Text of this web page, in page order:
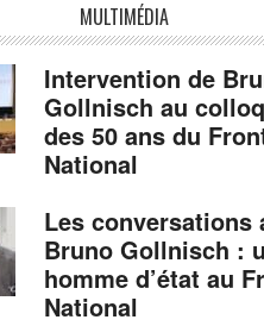
MULTIMÉDIA
Intervention de
Gollnisch au
des 50 ans du
National
Les conversations
Bruno Gollnisch :
homme d’état au
National